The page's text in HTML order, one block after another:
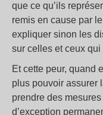
que ce qu’ils
remis en cause par
expliquer sinon les
sur celles et ceux
Et cette peur, quand
plus pouvoir assurer
prendre des
d’exception